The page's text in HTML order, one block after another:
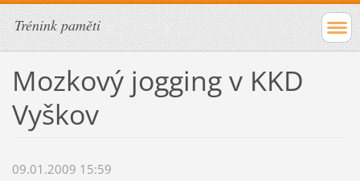
Trénink paměti
Mozkový jogging v KKD
Vyškov
09.01.2009 15:59